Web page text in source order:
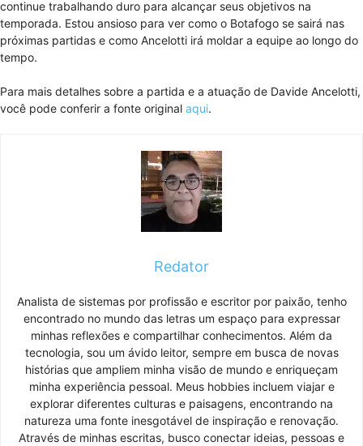
continue trabalhando duro para alcançar seus objetivos na
temporada. Estou ansioso para ver como o Botafogo se sairá nas
próximas partidas e como Ancelotti irá moldar a equipe ao longo do
tempo.
Para mais detalhes sobre a partida e a atuação de Davide Ancelotti,
você pode conferir a fonte original aqui.
Redator
Analista de sistemas por profissão e escritor por paixão, tenho
encontrado no mundo das letras um espaço para expressar
minhas reflexões e compartilhar conhecimentos. Além da
tecnologia, sou um ávido leitor, sempre em busca de novas
histórias que ampliem minha visão de mundo e enriqueçam
minha experiência pessoal. Meus hobbies incluem viajar e
explorar diferentes culturas e paisagens, encontrando na
natureza uma fonte inesgotável de inspiração e renovação.
Através de minhas escritas, busco conectar ideias, pessoas e